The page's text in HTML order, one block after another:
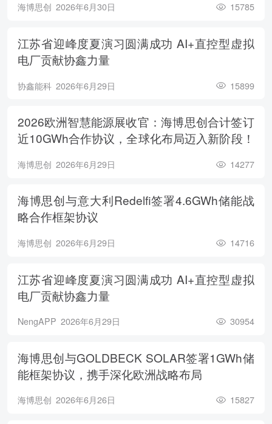
海博思创 2026年6月30日 15785
江苏省迎峰度夏演习圆满成功 AI+直控型虚拟
电厂贡献协鑫力量
协鑫能科 2026年6月29日 15899
2026欧洲智慧能源展收官：海博思创合计签订
近10GWh合作协议，全球化布局迈入新阶段！
海博思创 2026年6月29日 14277
海博思创与意大利Redelfi签署4.6GWh储能战
略合作框架协议
海博思创 2026年6月29日 14716
江苏省迎峰度夏演习圆满成功 AI+直控型虚拟
电厂贡献协鑫力量
NengAPP 2026年6月29日 30954
海博思创与GOLDBECK SOLAR签署1GWh储
能框架协议，携手深化欧洲战略布局
海博思创 2026年6月26日 15827